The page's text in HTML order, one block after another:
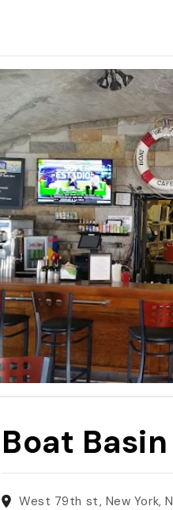
Boat
West 79th st, New York,